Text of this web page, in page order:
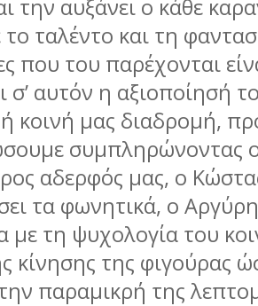
την αυξάνει ο κάθε
ταλέντο και τη
που του παρέχονται
σ’ αυτόν η αξιοποίησή
κοινή μας διαδρομή,
συμπληρώνοντας
αδερφός μας, ο
τα φωνητικά, ο
με τη ψυχολογία του
κίνησης της φιγούρας
παραμικρή της